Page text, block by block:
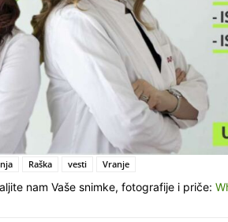
Raška vesti Vranje
nam Vaše snimke, fotografije i priče: